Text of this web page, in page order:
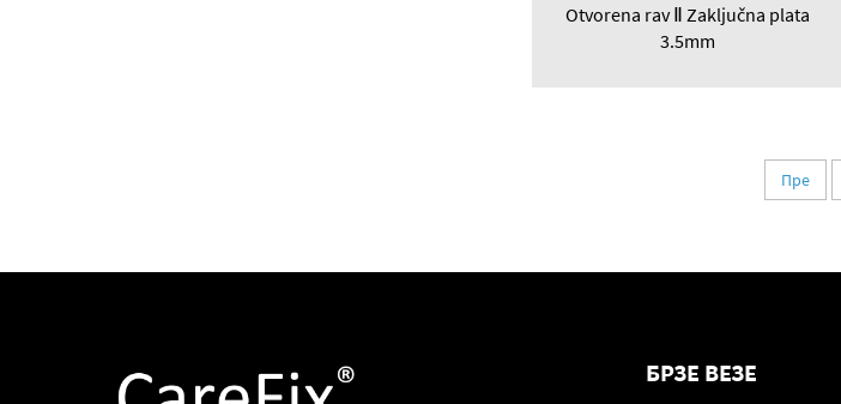
Otvorena rav Ⅱ Zaključna plata
3.5mm
Пре
БРЗЕ ВЕЗЕ